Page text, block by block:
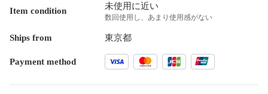
Item condition 未使用に近い
数回使用し、あまり使用感がない
Ships from 東京都
Payment method